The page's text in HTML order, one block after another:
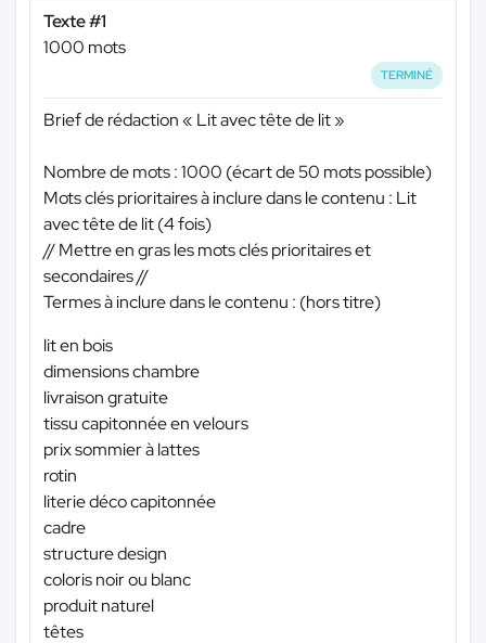
Texte #1
1000 mots
TERMINÉ
Brief de rédaction « Lit avec tête de lit »
Nombre de mots : 1000 (écart de 50 mots possible)
Mots clés prioritaires à inclure dans le contenu : Lit
avec tête de lit (4 fois)
// Mettre en gras les mots clés prioritaires et
secondaires //
Termes à inclure dans le contenu : (hors titre)
lit en bois
dimensions chambre
livraison gratuite
tissu capitonnée en velours
prix sommier à lattes
rotin
literie déco capitonnée
cadre
structure design
coloris noir ou blanc
produit naturel
têtes